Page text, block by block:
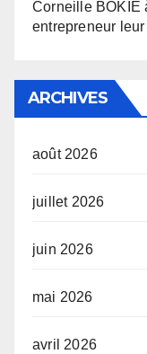
Corneille BOKIE
entrepreneur
ARCHIVES
août 2026
juillet 2026
juin 2026
mai 2026
avril 2026